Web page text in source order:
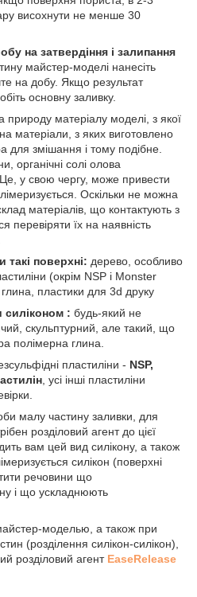
висохнути не менше 30
на затвердіння і залипання
майстер-моделі нанесіть
на добу. Якщо результат
основну заливку.
природу матеріалу моделі, з якої
матеріали, з яких виготовлено
змішання і тому подібне.
органічні солі олова
Це, у свою чергу, може привести
Оскільки не можна
матеріалів, що контактують з
перевіряти їх на наявність
такі поверхні: дерево, особливо
(окрім NSP і Monster
пластики для 3d друку
силіконом : будь-який не
скульптурний, але такий, що
полімерна глина.
пластиліни - NSP,
, усі інші пластиліни
малу частину заливки, для
розділовий агент до цієї
вам цей вид силікону, а також
силікон (поверхні
речовини що
і що ускладнюють
моделью, а також при
(розділення силікон-силікон),
розділовий агент EaseRelease